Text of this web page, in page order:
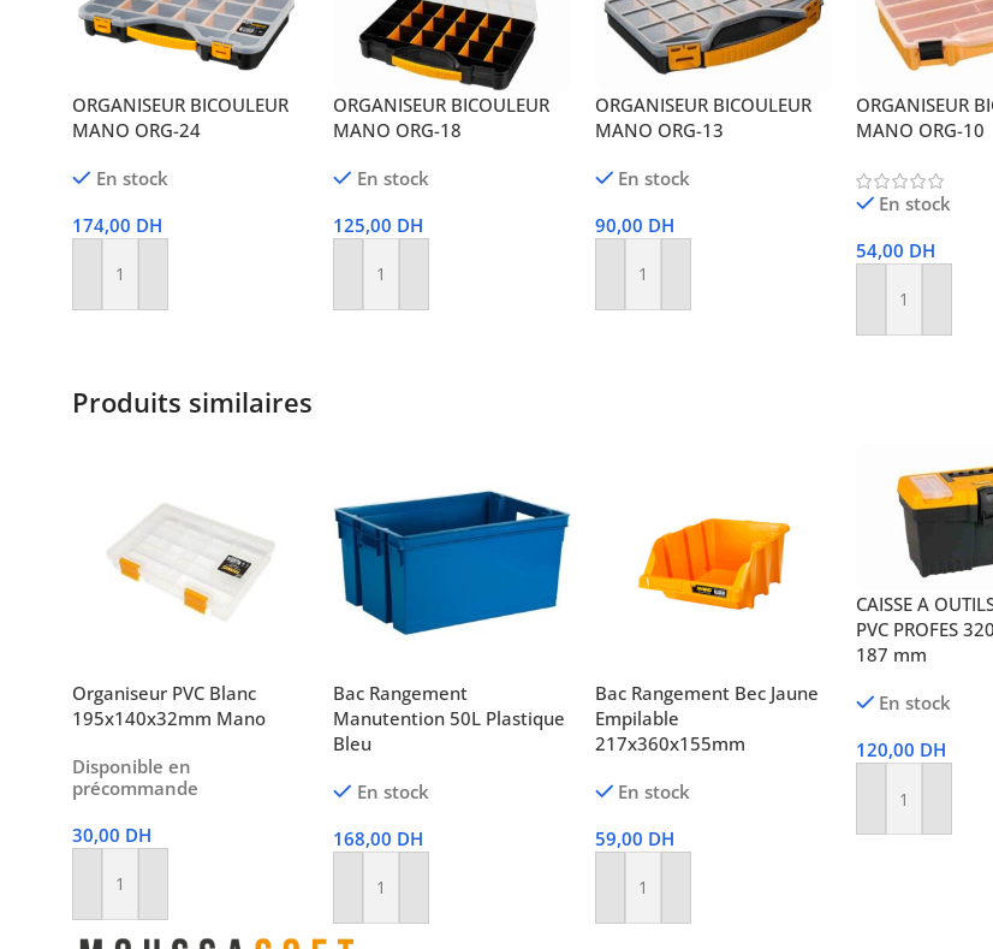
ORGANISEUR BICOULEUR
MANO ORG-24
En stock
174,00 DH
Ajouter Au Panier
ORGANISEUR BICOULEUR
MANO ORG-18
En stock
125,00 DH
Ajouter Au Panier
ORGANISEUR BICOULEUR
MANO ORG-13
En stock
90,00 DH
Ajouter Au Panier
ORGANISEUR
MANO ORG-10
En stock
54,00 DH
Ajouter Au Panier
Produits similaires
Organiseur PVC Blanc
195x140x32mm Mano
Disponible en
précommande
30,00 DH
Ajouter Au Panier
Bac Rangement
Manutention 50L Plastique
Bleu
En stock
168,00 DH
Ajouter Au Panier
Bac Rangement Bec Jaune
Empilable
217x360x155mm
En stock
59,00 DH
Ajouter Au Panier
CAISSE A
PVC PROFES
187 mm
En stock
120,00 DH
Ajouter Au Panier